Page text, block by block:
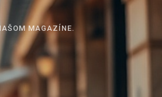
MAGAZÍNE.